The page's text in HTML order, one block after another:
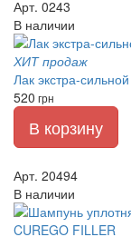
Арт. 0243
В наличии
ХИТ продаж
Лак экстра-
520 грн
В корзину
Арт. 20494
В наличии